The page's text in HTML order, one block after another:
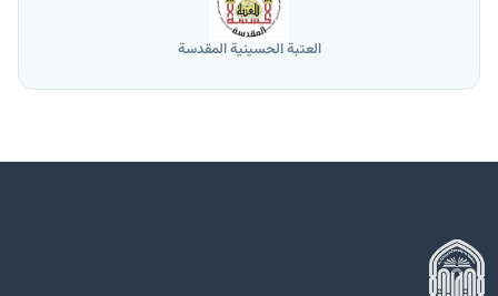
العتبة الحسينية المقدسة